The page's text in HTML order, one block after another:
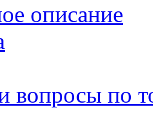
описание
вопросы по